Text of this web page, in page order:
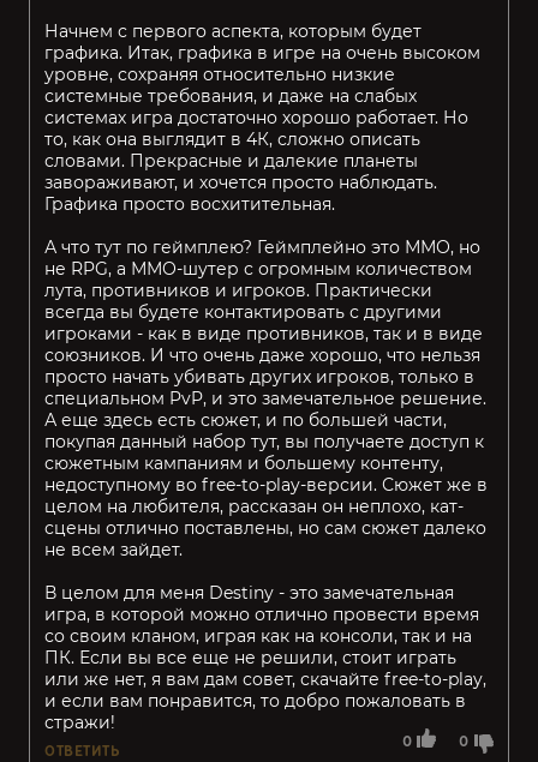
0 0
Начнем с первого аспекта, которым будет
графика. Итак, графика в игре на очень высоком
уровне, сохраняя относительно низкие
системные требования, и даже на слабых
системах игра достаточно хорошо работает. Но
то, как она выглядит в 4К, сложно описать
словами. Прекрасные и далекие планеты
завораживают, и хочется просто наблюдать.
Графика просто восхитительная.
А что тут по геймплею? Геймплейно это ММО, но
не RPG, а ММО-шутер с огромным количеством
лута, противников и игроков. Практически
всегда вы будете контактировать с другими
игроками - как в виде противников, так и в виде
союзников. И что очень даже хорошо, что нельзя
просто начать убивать других игроков, только в
специальном PvP, и это замечательное решение.
А еще здесь есть сюжет, и по большей части,
покупая данный набор тут, вы получаете доступ к
сюжетным кампаниям и большему контенту,
недоступному во free-to-play-версии. Сюжет же в
целом на любителя, рассказан он неплохо, кат-
сцены отлично поставлены, но сам сюжет далеко
не всем зайдет.
В целом для меня Destiny - это замечательная
игра, в которой можно отлично провести время
со своим кланом, играя как на консоли, так и на
ПК. Если вы все еще не решили, стоит играть
или же нет, я вам дам совет, скачайте free-to-play,
и если вам понравится, то добро пожаловать в
стражи!
ОТВЕТИТЬ